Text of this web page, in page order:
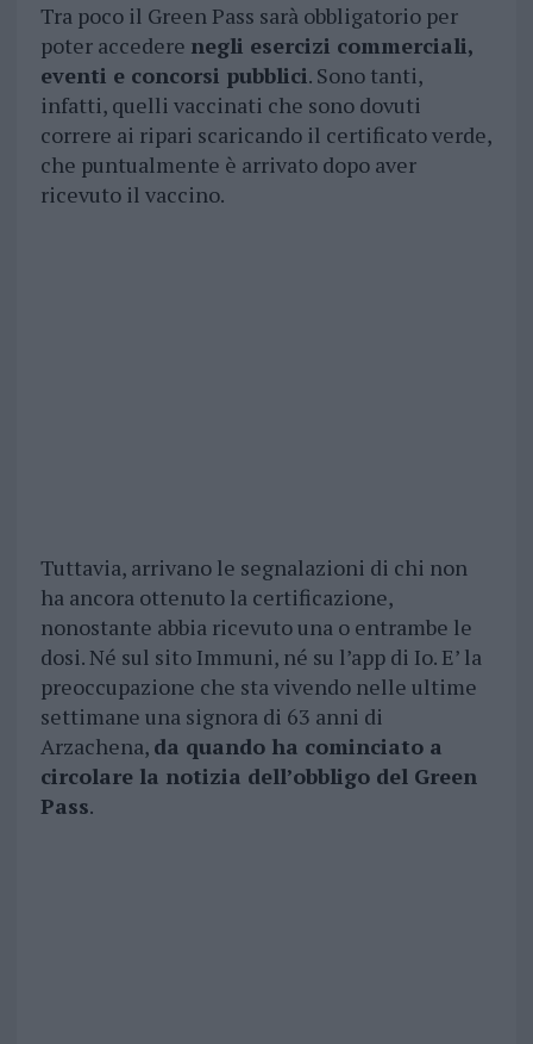
Tra poco il Green Pass sarà obbligatorio per
poter accedere negli esercizi commerciali,
eventi e concorsi pubblici. Sono tanti,
infatti, quelli vaccinati che sono dovuti
correre ai ripari scaricando il certificato verde,
che puntualmente è arrivato dopo aver
ricevuto il vaccino.
Tuttavia, arrivano le segnalazioni di chi non
ha ancora ottenuto la certificazione,
nonostante abbia ricevuto una o entrambe le
dosi. Né sul sito Immuni, né su l’app di Io. E’ la
preoccupazione che sta vivendo nelle ultime
settimane una signora di 63 anni di
Arzachena, da quando ha cominciato a
circolare la notizia dell’obbligo del Green
Pass.